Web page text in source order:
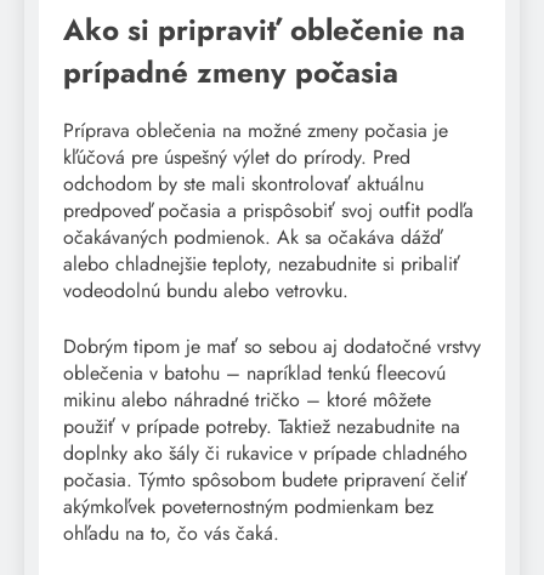
Ako si pripraviť oblečenie na
prípadné zmeny počasia
Príprava oblečenia na možné zmeny počasia je
kľúčová pre úspešný výlet do prírody. Pred
odchodom by ste mali skontrolovať aktuálnu
predpoveď počasia a prispôsobiť svoj outfit podľa
očakávaných podmienok. Ak sa očakáva dážď
alebo chladnejšie teploty, nezabudnite si pribaliť
vodeodolnú bundu alebo vetrovku.
Dobrým tipom je mať so sebou aj dodatočné vrstvy
oblečenia v batohu – napríklad tenkú fleecovú
mikinu alebo náhradné tričko – ktoré môžete
použiť v prípade potreby. Taktiež nezabudnite na
doplnky ako šály či rukavice v prípade chladného
počasia. Týmto spôsobom budete pripravení čeliť
akýmkoľvek poveternostným podmienkam bez
ohľadu na to, čo vás čaká.